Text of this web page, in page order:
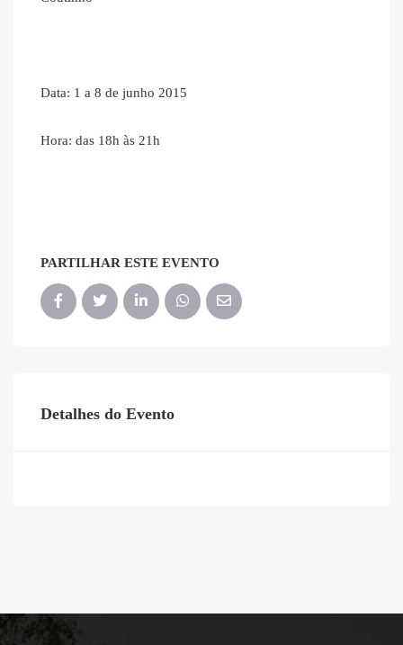
Data: 1 a 8 de junho 2015
Hora: das 18h às 21h
PARTILHAR ESTE EVENTO
Detalhes do Evento